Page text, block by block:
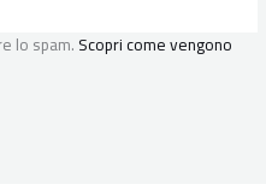
lo spam.Scopri come vengono